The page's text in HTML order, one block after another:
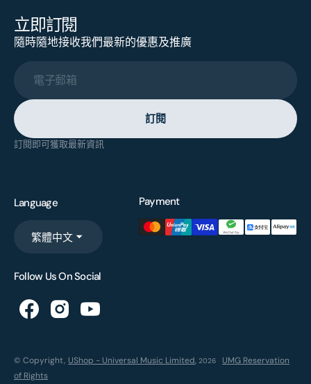
立即訂閱
隨時隨地接收我們最新的優惠及推廣
電子郵箱
訂閱
訂閱即可獲取最新資訊
Language
繁體中文
Payment
Follow Us On Social
© Copyright, UShop - Universal Music Limited, 2026
UMG Reservation
of Rights